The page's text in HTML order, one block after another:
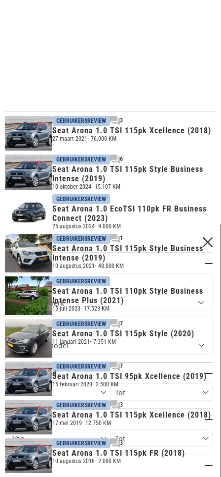
FILTERS
Merk & model
SEAT
ARONA
Kilometerstand
Bouwjaar
Brandstof
GEBRUIKERSREVIEW 3
Seat Arona 1.0 TSI 115pk Xcellence (2018)
27 maart 2021 76.000 KM
GEBRUIKERSREVIEW 6
Seat Arona 1.0 TSI 115pk Style Business
Intense (2019)
10 oktober 2024 15.107 KM
GEBRUIKERSREVIEW
Seat Arona 1.0 EcoTSI 110pk FR Business
Connect (2023)
25 augustus 2024 9.000 KM
GEBRUIKERSREVIEW
1
Seat Arona 1.0 TSI 115pk Style Business
Intense (2019)
10 augustus 2021 48.000 KM
GEBRUIKERSREVIEW
Seat Arona 1.0 TSI 110pk Style Business
Intense Plus (2021)
15 juli 2023 17.523 KM
GEBRUIKERSREVIEW 7
Seat Arona 1.0 TSI 115pk Style (2020)
11 januari 2021 7.351 KM
GEBRUIKERSREVIEW 7
Seat Arona 1.0 TSI 95pk Xcellence (2019)
15 februari 2020 2.500 KM
GEBRUIKERSREVIEW 3
Seat Arona 1.0 TSI 115pk Xcellence (2018)
17 mei 2019 12.750 KM
GEBRUIKERSREVIEW 3
Seat Arona 1.0 TSI 115pk FR (2018)
10 augustus 2018 2.000 KM